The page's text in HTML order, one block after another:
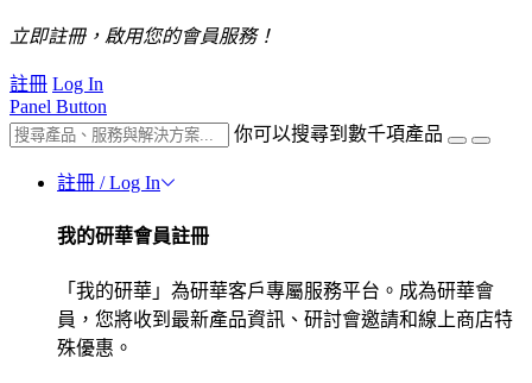
立即註冊，啟用您的會員服務！
註冊 Log In
Panel Button
你可以搜尋到數千項產品
註冊 / Log In
我的研華會員註冊
「我的研華」為研華客戶專屬服務平台。成為研華會
員，您將收到最新產品資訊、研討會邀請和線上商店特
殊優惠。